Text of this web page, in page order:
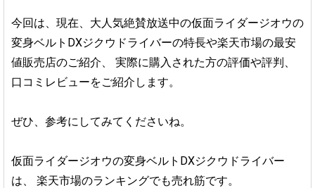
今回は、現在、大人気絶賛放送中の仮面ライダージオウの
変身ベルトDXジクウドライバーの特長や楽天市場の最安
値販売店のご紹介、
実際に購入された方の評価や評判、
口コミレビューをご紹介します。
ぜひ、参考にしてみてくださいね。
仮面ライダージオウの変身ベルトDXジクウドライバー
は、
楽天市場のランキングでも売れ筋です。